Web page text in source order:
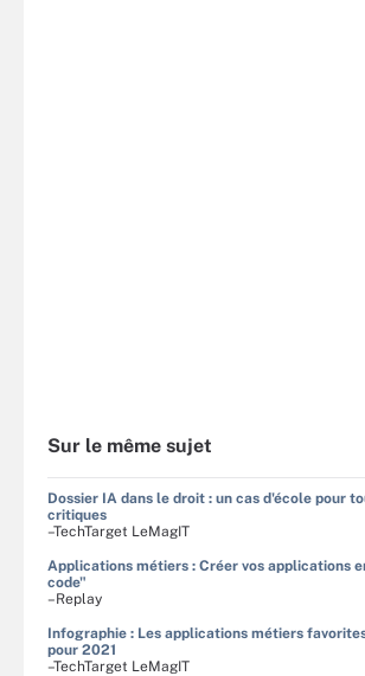
Sur le même sujet
Dossier IA dans le droit : un cas d'école pour
critiques
–TechTarget LeMagIT
Applications métiers : Créer vos applications
code"
–Replay
Infographie : Les applications métiers
pour 2021
–TechTarget LeMagIT